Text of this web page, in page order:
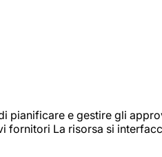
pianificare e gestire gli
fornitori La risorsa si